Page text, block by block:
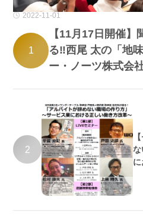
2022-11-01
1
【11月17日開催】
る‼西尾 太の「地
ー・ノーツ株式会
2